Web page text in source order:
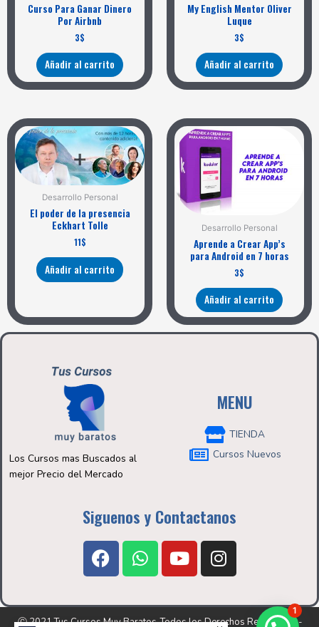
Curso Para Ganar Dinero
Por Airbnb
3$
Añadir al carrito
My English Mentor Oliver
Luque
3$
Añadir al carrito
Desarrollo Personal
El poder de la presencia
Eckhart Tolle
11$
Añadir al carrito
Desarrollo Personal
Aprende a Crear App’s
para Android en 7 horas
3$
Añadir al carrito
Los Cursos mas Buscados al
mejor Precio del Mercado
MENU
TIENDA
Cursos Nuevos
Siguenos y Contactanos
F
a
e
b
W
h
t
s
Y
o
t
u
I
n
t
a
Ⓒ 2021 Tus Cursos Muy Baratos-Todos los Derechos Reservados-
1